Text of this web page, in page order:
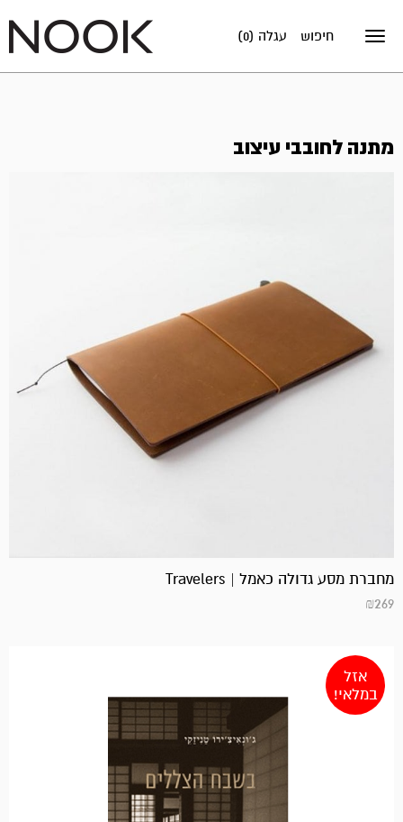
Toggle
עגלה (0) חיפוש
מתנה לחובבי עיצוב
מחברת מסע גדולה כאמל | Travelers
₪269
אזל
במלאי!